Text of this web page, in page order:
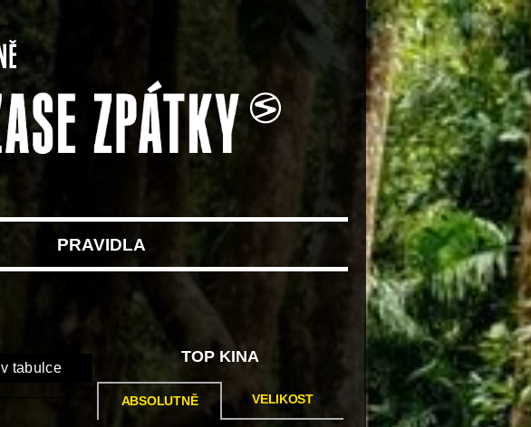
PRAVIDLA
v tabulce
TOP KINA
ABSOLUTNĚ VELIKOST